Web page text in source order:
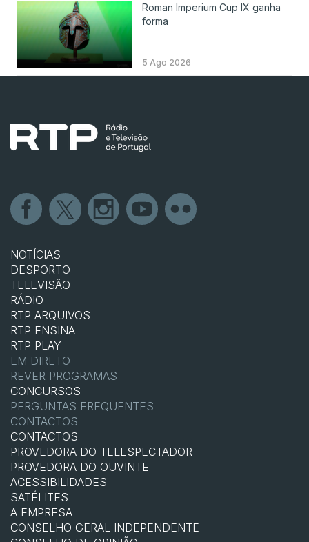
Roman Imperium Cup IX ganha
forma
5 Ago 2026
NOTÍCIAS
DESPORTO
TELEVISÃO
RÁDIO
RTP ARQUIVOS
RTP ENSINA
RTP PLAY
EM DIRETO
REVER PROGRAMAS
CONCURSOS
PERGUNTAS FREQUENTES
CONTACTOS
CONTACTOS
PROVEDORA DO TELESPECTADOR
PROVEDORA DO OUVINTE
ACESSIBILIDADES
SATÉLITES
A EMPRESA
CONSELHO GERAL INDEPENDENTE